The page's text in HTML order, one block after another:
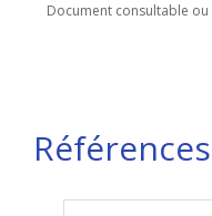
Document consultable